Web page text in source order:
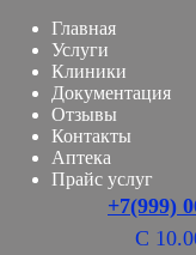
Главная
Услуги
Клиники
Документация
Отзывы
Контакты
Аптека
Прайс услуг
+7(999)
С